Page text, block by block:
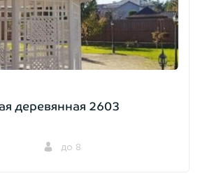
деревянная 2603
до 8